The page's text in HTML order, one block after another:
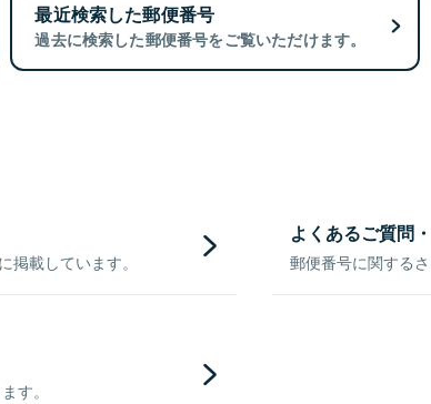
最近検索した郵便番号
過去に検索した郵便番号をご覧いただけます。
載しています。
よくあるご質問
郵便番号に関する
す。